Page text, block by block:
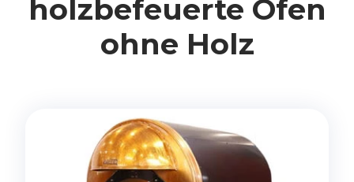
holzbefeuerte Ofen
ohne Holz